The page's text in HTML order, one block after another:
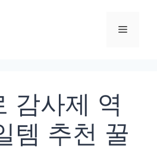
메
감사제 역
템 추천 꿀